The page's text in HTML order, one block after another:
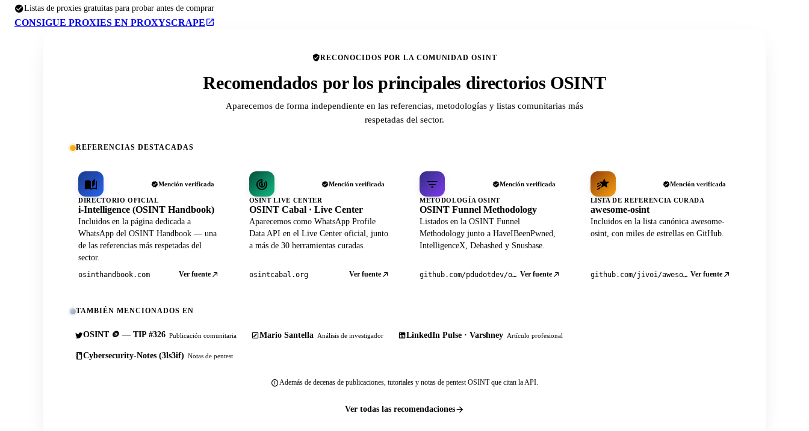
Listas de proxies gratuitas para probar antes de comprar
CONSIGUE PROXIES EN PROXYSCRAPE
RECONOCIDOS POR LA COMUNIDAD OSINT
Recomendados por los principales directorios OSINT
Aparecemos de forma independiente en las referencias, metodologías y listas comunitarias más
respetadas del sector.
REFERENCIAS DESTACADAS
Mención verificada
DIRECTORIO OFICIAL
i-Intelligence (OSINT Handbook)
Incluidos en la página dedicada a
WhatsApp del OSINT Handbook — una
de las referencias más respetadas del
sector.
osinthandbook.com Ver fuente
Mención verificada
OSINT LIVE CENTER
OSINT Cabal · Live Center
Aparecemos como WhatsApp Profile
Data API en el Live Center oficial, junto
a más de 30 herramientas curadas.
osintcabal.org Ver fuente
Mención verificada
METODOLOGÍA OSINT
OSINT Funnel Methodology
Listados en la OSINT Funnel
Methodology junto a HaveIBeenPwned,
IntelligenceX, Dehashed y Snusbase.
github.com/pdudotdev/ofm Ver fuente
Mención verificada
LISTA DE REFERENCIA CURADA
awesome-osint
Incluidos en la lista canónica awesome-
osint, con miles de estrellas en GitHub.
github.com/jivoi/awesome-osint Ver fuente
TAMBIÉN MENCIONADOS EN
OSINT 🪙 — TIP #326 Publicación comunitaria Mario Santella Análisis de investigador LinkedIn Pulse · Varshney Artículo profesional
Cybersecurity-Notes (3ls3if) Notas de pentest
Además de decenas de publicaciones, tutoriales y notas de pentest OSINT que citan la API.
Ver todas las recomendaciones